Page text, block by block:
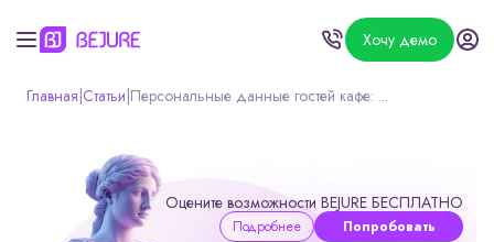
Хочу демо
Главная Статьи Персональные данные гостей кафе: ...
Оцените возможности BEJURE БЕСПЛАТНО
Подробнее Попробовать